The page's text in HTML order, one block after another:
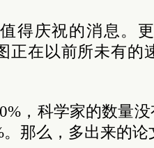
得庆祝的消息。
正在以前所未有的
，科学家的数量
那么，多出来的